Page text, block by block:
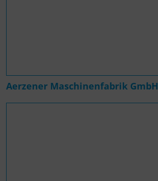
Aerzener Maschinenfabrik GmbH